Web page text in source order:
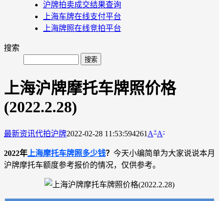
沪牌拍卖成交结果查询
上海车牌在线支付平台
上海牌照在线竞拍平台
搜索
上海沪牌摩托车牌照价格
(2022.2.28)
最新资讯代拍沪牌2022-02-28 11:53:594261 A+A-
2022年 上海摩托车牌照多少钱？ 今天小编简单为大家说说本月
沪牌摩托车额度参考报价的情况，仅供参考。